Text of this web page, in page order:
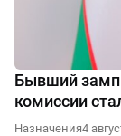
Бывший
комиссии
Назначения4